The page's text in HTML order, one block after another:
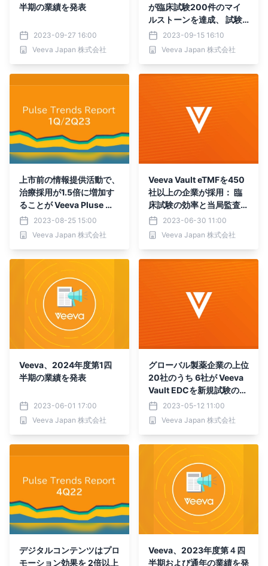
半期の業績を発表
2023-09-27 16:00
Veeva Japan 株式会社
が臨床試験200件のマイ
ルストーンを達成、 試験
データの集計とクリーニン
グの時間を30～50％削減
2023-09-15 16:10
Veeva Japan 株式会社
上市前の情報提供活動で、
治療採用が1.5倍に増加す
ることが Veeva Pluse レ
ポートで明らかに
2023-08-25 15:00
Veeva Japan 株式会社
Veeva Vault eTMFを450
社以上の企業が採用： 臨
床試験の効率と当局監査へ
の準備態勢を向上
2023-06-30 11:00
Veeva Japan 株式会社
Veeva、2024年度第1四
半期の業績を発表
2023-06-01 17:00
Veeva Japan 株式会社
グローバル製薬企業の上位
20社のうち 6社が Veeva
Vault EDCを新規試験の標
準 EDCとして採択
2023-05-12 11:00
Veeva Japan 株式会社
デジタルコンテンツはプロ
モーション効果を 2倍以上
Veeva、2023年度第４四
半期および通年の業績を発